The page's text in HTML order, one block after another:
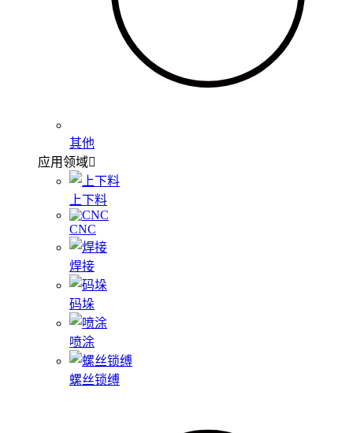
其他
应用领域
上下料
CNC
焊接
码垛
喷涂
螺丝锁缚